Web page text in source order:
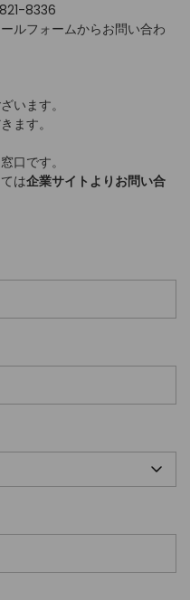
8336
ルフォームからお問い合わ
います。
ます。
口です。
は企業サイトよりお問い合